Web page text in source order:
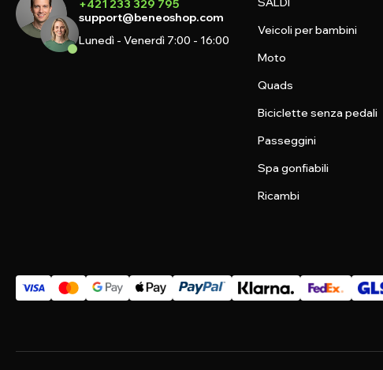
+421 233 329 795
support@beneoshop.com
Lunedì - Venerdì 7:00 - 16:00
Veicoli per bambini
Moto
Quads
Biciclette senza pedali
Passeggini
Spa gonfiabili
Ricambi